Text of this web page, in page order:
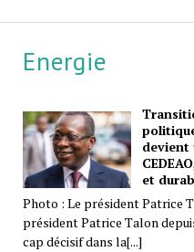
Energie
devient
et
Photo : Le président Patrice
président Patrice Talon
cap décisif dans la[...]